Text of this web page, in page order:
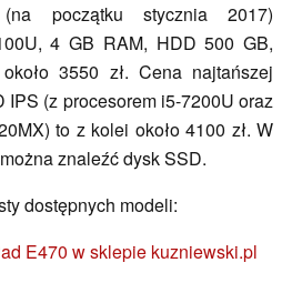
początku stycznia 2017)
4 GB RAM, HDD 500 GB,
3550 zł. Cena najtańszej
IPS (z procesorem i5-7200U oraz
to z kolei około 4100 zł. W
znaleźć dysk SSD.
dostępnych modeli:
E470 w sklepie kuzniewski.pl